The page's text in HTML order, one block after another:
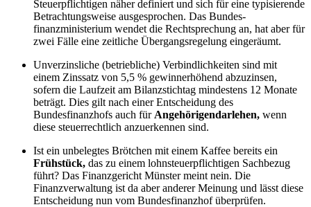
Steuerpflichtigen näher definiert und sich für eine typisierende
Betrachtungsweise ausgesprochen. Das Bundes­
finanzministerium wendet die Rechtsprechung an, hat aber für
zwei Fälle eine zeitliche Übergangsregelung eingeräumt.
Unverzinsliche (betriebliche) Verbindlichkeiten sind mit
einem Zinssatz von 5,5 % gewinnerhöhend abzuzinsen,
sofern die Laufzeit am Bilanzstichtag mindestens 12 Monate
beträgt. Dies gilt nach einer Entscheidung des
Bundesfinanzhofs auch für Angehörigendarlehen, wenn
diese steuerrechtlich anzuerkennen sind.
Ist ein unbelegtes Brötchen mit einem Kaffee bereits ein
Frühstück, das zu einem lohnsteuerpflichtigen Sachbezug
führt? Das Finanzgericht Münster meint nein. Die
Finanzverwaltung ist da aber anderer Meinung und lässt diese
Entscheidung nun vom Bundesfinanzhof überprüfen.